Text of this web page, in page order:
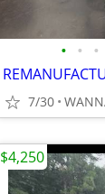
• • •
7/30
$4,250